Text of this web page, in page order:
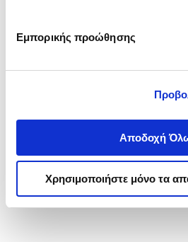
Εμπορικής προώθησης
Αποδοχή
Χρησιμοποιήστε μόνο τα